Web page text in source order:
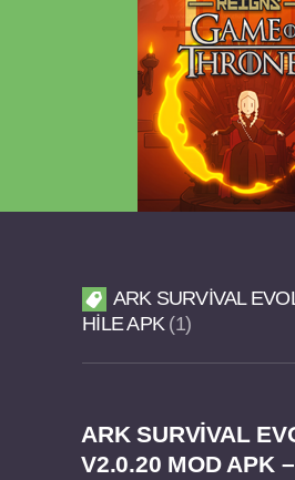
Dream Road Multiplayer
Felix the Reaper
ARK SURVIVAL
HILE APK 1
ARK SURVIVAL
V2.0.20 MOD APK